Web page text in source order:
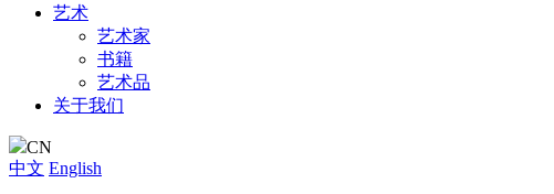
艺术
艺术家
书籍
艺术品
关于我们
CN
中文 English